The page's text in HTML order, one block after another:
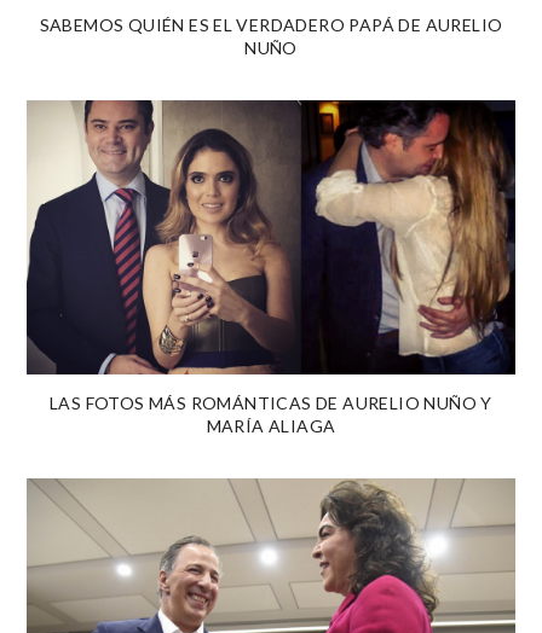
SABEMOS QUIÉN ES EL VERDADERO PAPÁ DE AURELIO
NUÑO
LAS FOTOS MÁS ROMÁNTICAS DE AURELIO NUÑO Y
MARÍA ALIAGA